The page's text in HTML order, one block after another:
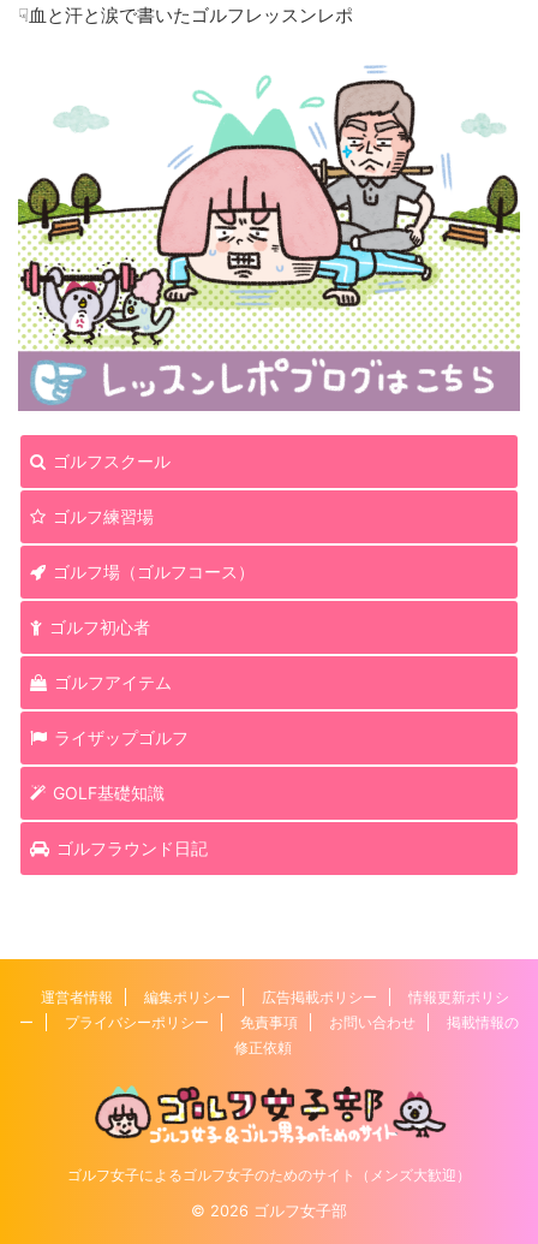
☟血と汗と涙で書いたゴルフレッスンレポ
ゴルフスクール
ゴルフ練習場
ゴルフ場（ゴルフコース）
ゴルフ初心者
ゴルフアイテム
ライザップゴルフ
GOLF基礎知識
ゴルフラウンド日記
運営者情報 編集ポリシー 広告掲載ポリシー
情報更新ポリシ
ー
プライバシーポリシー 免責事項 お問い合わせ
掲載情報の
修正依頼
ゴルフ女子によるゴルフ女子のためのサイト（メンズ大歓迎）
© 2026 ゴルフ女子部